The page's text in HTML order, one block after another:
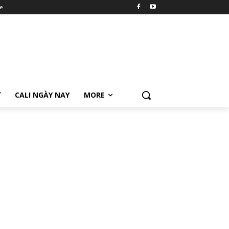
CALI NGÀY NAY MORE